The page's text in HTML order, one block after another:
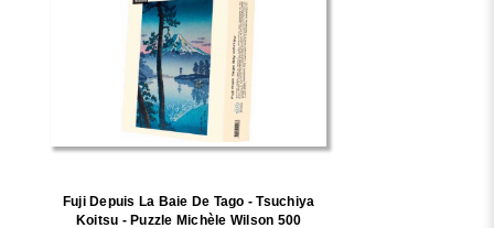
Fuji Depuis La Baie De Tago - Tsuchiya
Koitsu - Puzzle Michèle Wilson 500